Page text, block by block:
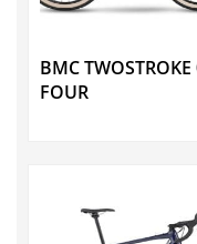
BMC TWOSTROKE
FOUR